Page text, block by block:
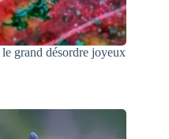
grand désordre joyeux